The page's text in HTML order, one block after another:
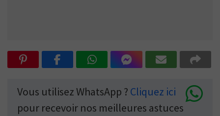
Vous utilisez WhatsApp ? Cliquez ici
pour recevoir nos meilleures astuces